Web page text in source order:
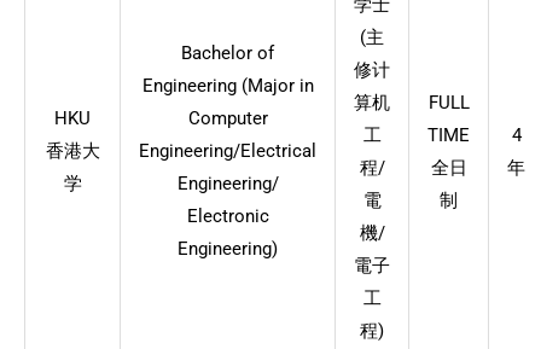
HKU
香港大
学
Bachelor of
Engineering (Major in
Computer
Engineering/Electrical
Engineering/
Electronic
Engineering)
(主
修计
算机
工
程/
電
機/
電子
工
程)
FULL
TIME
全日
制
4
年